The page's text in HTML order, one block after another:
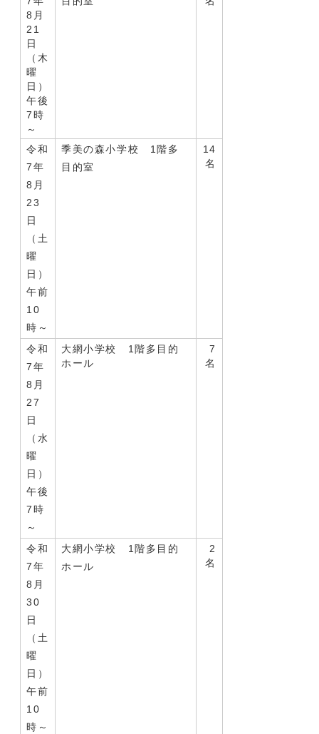
8月
21
日
（木
曜
日）
午後
7時
～
令和
7年
8月
23
日
（土
曜
日）
午前
10
時～
季美の森小学校 1階多
目的室
14
名
令和
7年
8月
27
日
（水
曜
日）
午後
7時
～
大網小学校 1階多目的
ホール
7
名
令和
7年
8月
30
日
（土
曜
日）
午前
10
時～
大網小学校 1階多目的
ホール
2
名